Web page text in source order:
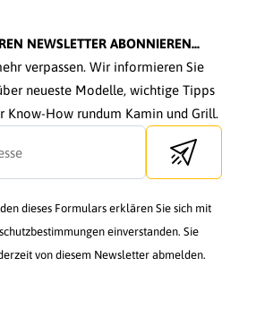
NEWSLETTER ABONNIEREN...
verpassen. Wir informieren Sie
neueste Modelle, wichtige Tipps
Know-How rundum Kamin und Grill.
Send newsletter
dieses Formulars erklären Sie sich mit
einverstanden. Sie
von diesem Newsletter abmelden.